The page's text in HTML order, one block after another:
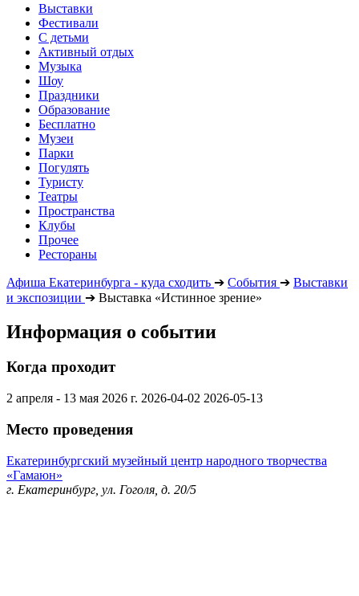
Выставки
Фестивали
С детьми
Активный отдых
Музыка
Шоу
Праздники
Образование
Бесплатно
Музеи
Парки
Погулять
Туристу
Театры
Пространства
Клубы
Прочее
Рестораны
Афиша Екатеринбурга - куда сходить ➔ События ➔ Выставки
и экспозиции ➔ Выставка «Истинное зрение»
Информация о событии
Когда проходит
2 апреля - 13 мая 2026 г. 2026-04-02 2026-05-13
Место проведения
Екатеринбургский музейный центр народного творчества
«Гамаюн»
г. Екатеринбург, ул. Гоголя, д. 20/5